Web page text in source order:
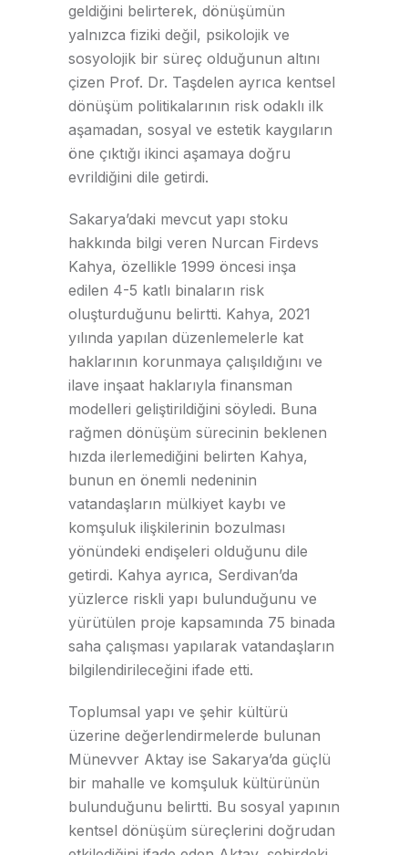
geldiğini belirterek, dönüşümün
yalnızca fiziki değil, psikolojik ve
sosyolojik bir süreç olduğunun altını
çizen Prof. Dr. Taşdelen ayrıca kentsel
dönüşüm politikalarının risk odaklı ilk
aşamadan, sosyal ve estetik kaygıların
öne çıktığı ikinci aşamaya doğru
evrildiğini dile getirdi.
Sakarya’daki mevcut yapı stoku
hakkında bilgi veren Nurcan Firdevs
Kahya, özellikle 1999 öncesi inşa
edilen 4-5 katlı binaların risk
oluşturduğunu belirtti. Kahya, 2021
yılında yapılan düzenlemelerle kat
haklarının korunmaya çalışıldığını ve
ilave inşaat haklarıyla finansman
modelleri geliştirildiğini söyledi. Buna
rağmen dönüşüm sürecinin beklenen
hızda ilerlemediğini belirten Kahya,
bunun en önemli nedeninin
vatandaşların mülkiyet kaybı ve
komşuluk ilişkilerinin bozulması
yönündeki endişeleri olduğunu dile
getirdi. Kahya ayrıca, Serdivan’da
yüzlerce riskli yapı bulunduğunu ve
yürütülen proje kapsamında 75 binada
saha çalışması yapılarak vatandaşların
bilgilendirileceğini ifade etti.
Toplumsal yapı ve şehir kültürü
üzerine değerlendirmelerde bulunan
Münevver Aktay ise Sakarya’da güçlü
bir mahalle ve komşuluk kültürünün
bulunduğunu belirtti. Bu sosyal yapının
kentsel dönüşüm süreçlerini doğrudan